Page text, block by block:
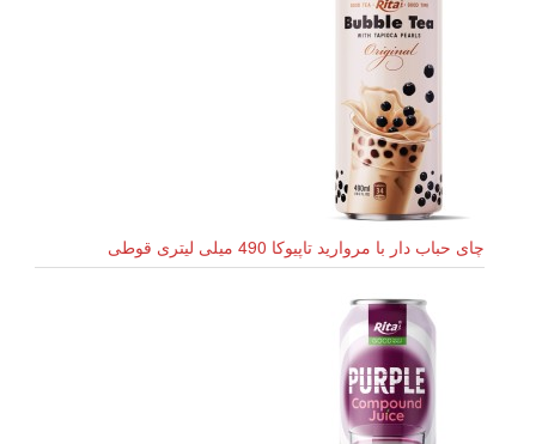
چای حباب دار با مروارید تاپیوکا 490 میلی لیتری قوطی